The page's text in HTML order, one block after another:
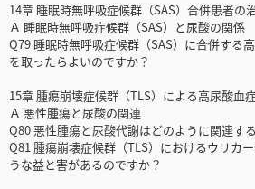
14章 睡眠時無呼吸症候群（SAS）合併患者の
Ａ 睡眠時無呼吸症候群（SAS）と尿酸の関係
Q79 睡眠時無呼吸症候群（SAS）に合併する
を取ったらよいのですか？
15章 腫瘍崩壊症候群（TLS）による高尿酸血
Ａ 悪性腫瘍と尿酸の関連
Q80 悪性腫瘍と尿酸代謝はどのように関連す
Q81 腫瘍崩壊症候群（TLS）におけるウリカ
うな益と害があるのですか？